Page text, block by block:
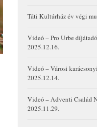
Táti Kultúrház év végi
Videó – Pro Urbe
2025.12.16.
Videó – Városi
2025.12.14.
Videó – Adventi Család
2025.11.29.